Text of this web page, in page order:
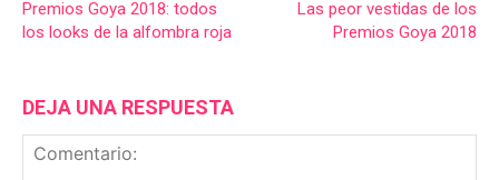
Premios Goya 2018: todos
los looks de la alfombra roja
Las peor vestidas de los
Premios Goya 2018
DEJA UNA RESPUESTA